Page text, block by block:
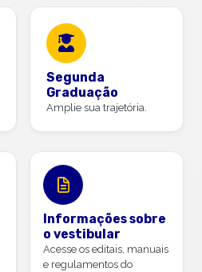
Segunda
Graduação
Amplie sua trajetória.
Informações sobre
o vestibular
Acesse os editais, manuais
e regulamentos do